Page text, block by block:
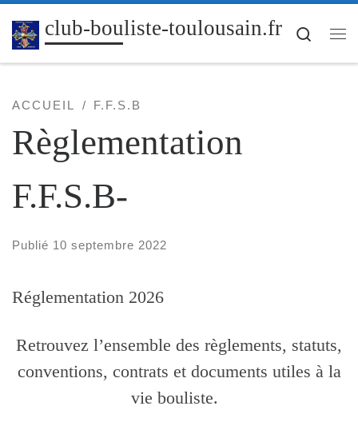
Passer au contenu
club-bouliste-toulousain.fr
Search
ACCUEIL F.F.S.B
Règlementation
F.F.S.B-
Publié 10 septembre 2022
Réglementation 2026
Retrouvez l’ensemble des règlements, statuts,
conventions, contrats et documents utiles à la
vie bouliste.